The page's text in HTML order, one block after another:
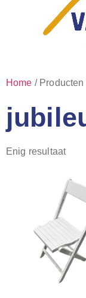
Home / Producten
Enig resultaat